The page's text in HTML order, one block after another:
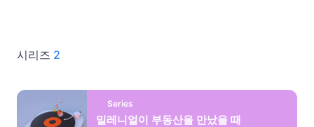
시리즈 2
Series
밀레니얼이 부동산을 만났을 때